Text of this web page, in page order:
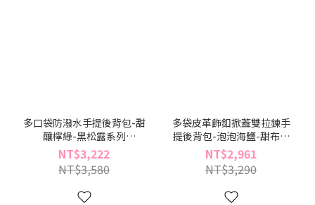
多口袋防潑水手提後背包-甜
釀檸綠-黑松露系列
(BY95828-35)
NT$3,222
NT$3,580
多袋皮革飾釦掀蓋雙拉鍊手
提後背包-泡泡海鹽-甜布丁
系列(BY96535-91)
NT$2,961
NT$3,290